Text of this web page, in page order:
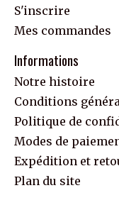
S'inscrire
Mes commandes
Informations
Notre histoire
Conditions
Politique de
Modes de
Expédition et
Plan du site